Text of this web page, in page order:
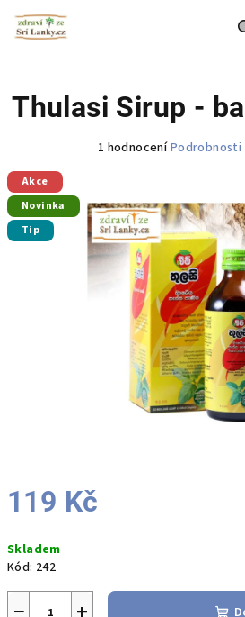
obsah
119 Kč
cena:
Skladem
Kód: 242
Thulasi Sirup -
Průměrné
je
5,0
z
5
hvězdiček.
1 hodnoceníPodrobnosti
Akce
Novinka
Tip